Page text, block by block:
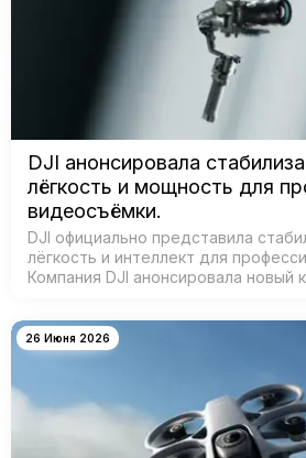
DJI анонсировала
лёгкость и мощность для
видеосъёмки.
DJI официально представила
лёгкость и интеллект для
Компания DJI анонсировала новый
масштабным обновлением
26 Июня 2026